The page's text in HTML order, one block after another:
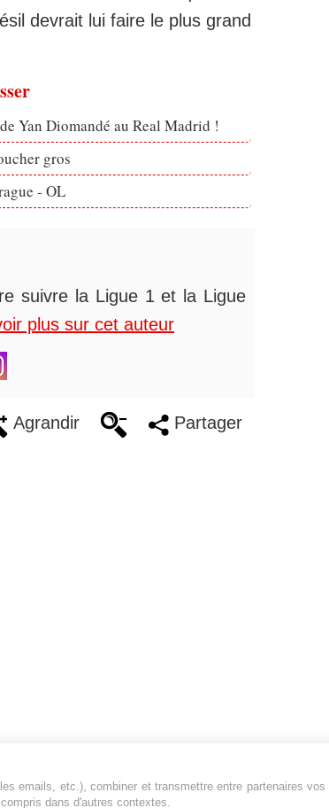
devrait lui faire le plus grand
Yan Diomandé au Real Madrid !
gros
- OL
suivre la Ligue 1 et la Ligue
plus sur cet auteur
Agrandir Partager
qui traite
emails, etc.), combiner et transmettre entre partenaires vos
dans d'autres contextes.